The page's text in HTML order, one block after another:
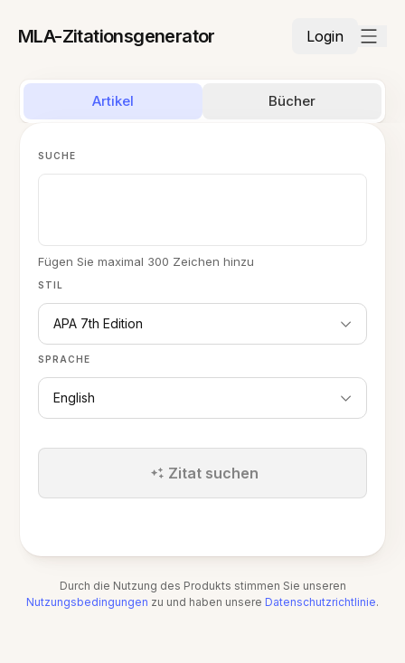
MLA-Zitationsgenerator Login
Artikel Bücher
STIL
APA 7th Edition
SPRACHE
English
SUCHE
Fügen Sie maximal 300 Zeichen hinzu
Zitat suchen
Durch die Nutzung des Produkts stimmen Sie unseren
Nutzungsbedingungen zu und haben unsere Datenschutzrichtlinie.